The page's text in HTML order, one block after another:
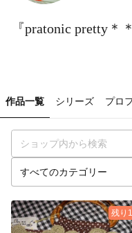
『pratonic pretty＊
作品一覧 シリーズ プロ
残り